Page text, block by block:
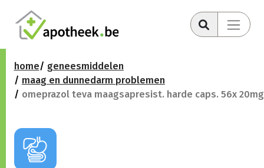
home
geneesmiddelen
maag en dunnedarm problemen
omeprazol teva maagsapresist. harde caps. 56x 20mg